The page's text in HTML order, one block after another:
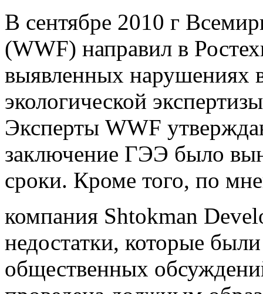
В сентябре 2010 г
(WWF) направил в
выявленных нарушениях
экологической
Эксперты WWF
заключение ГЭЭ было
сроки. Кроме того, по
компания Shtokman
недостатки, которые
общественных